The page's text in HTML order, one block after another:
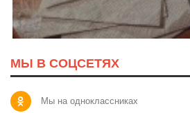
МЫ В СОЦСЕТЯХ
Мы на одноклассниках